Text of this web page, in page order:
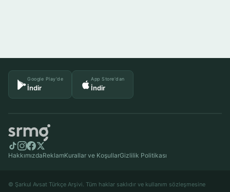
Google Play'de
İndir
App Store'dan
İndir
HakkımızdaReklamKurallar ve KoşullarGizlilik Politikası
© Şarkul Avsat Türkçe Arşivi. Tüm haklar saklıdır ve kullanım sözleşmesine